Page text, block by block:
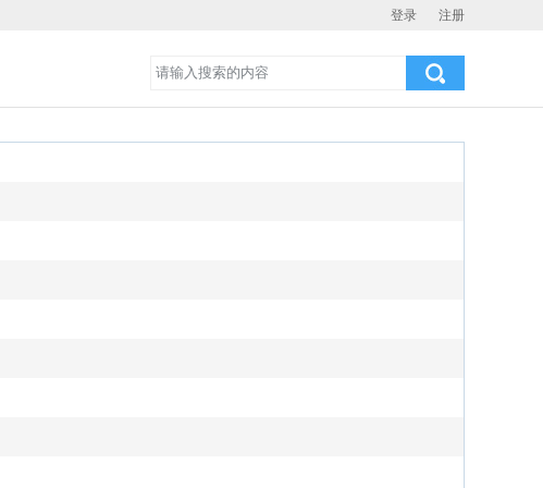
登录 注册